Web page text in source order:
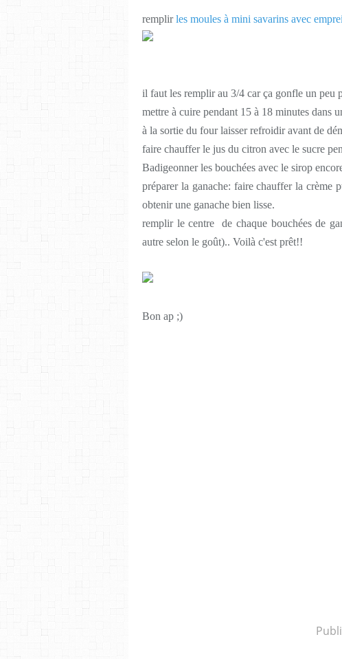
remplirles moules à mini savarins avec
il faut les remplir au 3/4 car ça gonfle un peu
mettre à cuire pendant 15 à 18 minutes dans
à la sortie du four laisser refroidir avant de
faire chauffer le jus du citron avec le sucre
Badigeonner les bouchées avec le sirop
préparer la ganache: faire chauffer la crème
obtenir une ganache bien lisse.
remplir le centre de chaque bouchées de
autre selon le goût).. Voilà c'est prêt!!
Bon ap ;)